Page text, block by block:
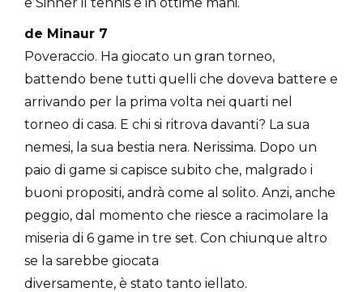
de Minaur 7
Poveraccio. Ha giocato un gran torneo,
battendo bene tutti quelli che doveva battere e
arrivando per la prima volta nei quarti nel
torneo di casa. E chi si ritrova davanti? La sua
nemesi, la sua bestia nera. Nerissima. Dopo un
paio di game si capisce subito che, malgrado i
buoni propositi, andrà come al solito. Anzi, anche
peggio, dal momento che riesce a racimolare la
miseria di 6 game in tre set. Con chiunque altro
se la sarebbe giocata
diversamente, è stato tanto iellato.